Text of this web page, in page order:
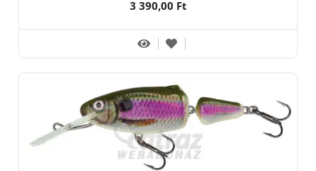
3 390,00 Ft